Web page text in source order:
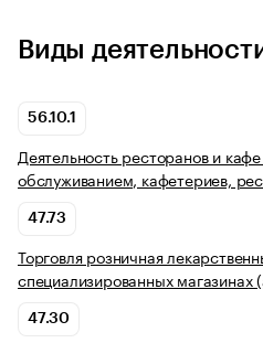
Виды
56.10.1
Деятельность ресторанов и
обслуживанием, кафетериев,
47.73
Торговля розничная
специализированных магазинах
47.30